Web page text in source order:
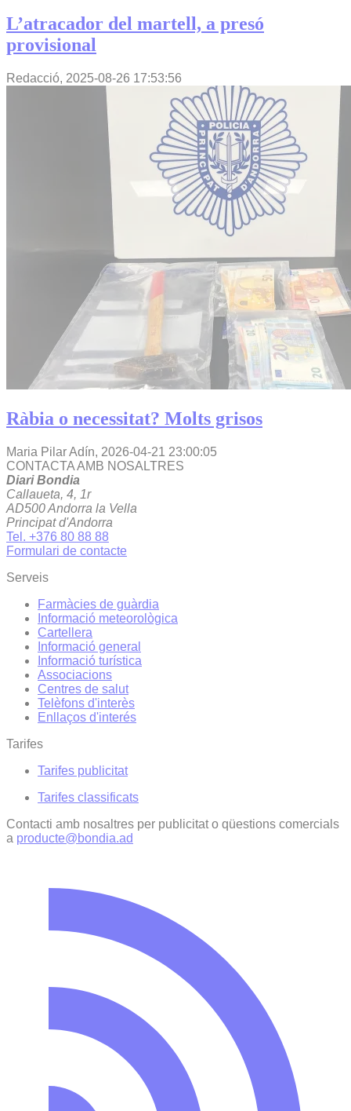
L’atracador del martell, a presó
provisional
Redacció, 2025-08-26 17:53:56
Ràbia o necessitat? Molts grisos
Maria Pilar Adín, 2026-04-21 23:00:05
CONTACTA AMB NOSALTRES
Diari Bondia
Callaueta, 4, 1r
AD500 Andorra la Vella
Principat d'Andorra
Tel. +376 80 88 88
Formulari de contacte
Serveis
Farmàcies de guàrdia
Informació meteorològica
Cartellera
Informació general
Informació turística
Associacions
Centres de salut
Telèfons d'interès
Enllaços d'interés
Tarifes
Tarifes publicitat
Tarifes classificats
Contacti amb nosaltres per publicitat o qüestions comercials
a producte@bondia.ad